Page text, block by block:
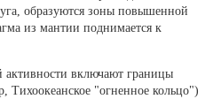
образуются зоны повышенной
из мантии поднимается к
активности включают границы
Тихоокеанское "огненное кольцо")